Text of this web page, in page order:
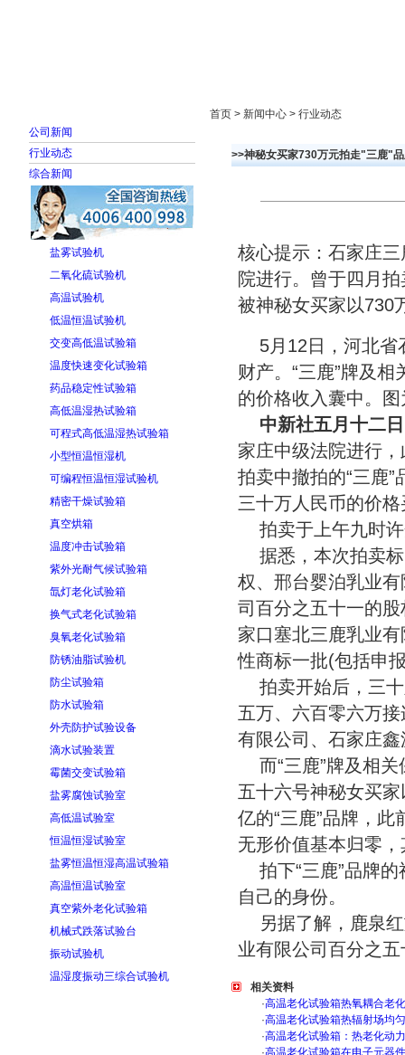
公司新闻
行业动态
综合新闻
盐雾试验机
二氧化硫试验机
高温试验机
低温恒温试验机
交变高低温试验箱
温度快速变化试验箱
药品稳定性试验箱
高低温湿热试验箱
可程式高低温湿热试验箱
小型恒温恒湿机
可编程恒温恒湿试验机
精密干燥试验箱
真空烘箱
温度冲击试验箱
紫外光耐气候试验箱
氙灯老化试验箱
换气式老化试验箱
臭氧老化试验箱
防锈油脂试验机
防尘试验箱
防水试验箱
外壳防护试验设备
滴水试验装置
霉菌交变试验箱
盐雾腐蚀试验室
高低温试验室
恒温恒湿试验室
盐雾恒温恒湿高温试验箱
高温恒温试验室
真空紫外老化试验箱
机械式跌落试验台
振动试验机
温湿度振动三综合试验机
首页 > 新闻中心 > 行业动态
>>神秘女买家730万元拍走"三鹿"
核心提示：石家庄
院进行。曾于四月
被神秘女买家以730
5月12日，河北
财产。“三鹿”牌及
的价格收入囊中。
中新社五月十二
家庄中级法院进行
拍卖中撤拍的“三鹿
三十万人民币的价格
拍卖于上午九时
据悉，本次拍卖
权、邢台婴泊乳业
司百分之五十一的
家口塞北三鹿乳业
性商标一批(包括申
拍卖开始后，三
五万、六百零六万
有限公司、石家庄
而“三鹿”牌及相
五十六号神秘女买
亿的“三鹿”品牌，
无形价值基本归零
拍下“三鹿”品牌
自己的身份。
另据了解，鹿泉
业有限公司百分之
相关资料
·高温老化试验箱热氧耦合老
·高温老化试验箱热辐射场均
·高温老化试验箱：热老化动
·高温老化试验箱在电子元器